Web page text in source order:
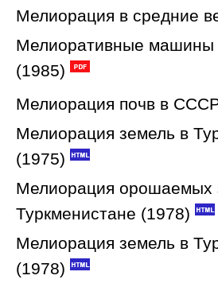
Мелиорация в средние
Мелиоративные машины
(1985)
Мелиорация почв в
Мелиорация земель в
(1975)
Мелиорация орошаемых
Туркменистане (1978)
Мелиорация земель в
(1978)